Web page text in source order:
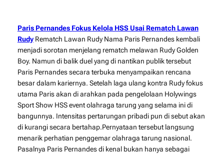
Paris Pernandes Fokus Kelola HSS Usai Rematch Lawan
RudyRematch Lawan Rudy Nama Paris Pernandes kembali
menjadi sorotan menjelang rematch melawan Rudy Golden
Boy. Namun di balik duel yang di nantikan publik tersebut
Paris Pernandes secara terbuka menyampaikan rencana
besar dalam kariernya. Setelah laga ulang kontra Rudy fokus
utama Paris akan di arahkan pada pengelolaan Holywings
Sport Show HSS event olahraga tarung yang selama ini di
bangunnya. Intensitas pertarungan pribadi pun di sebut akan
di kurangi secara bertahap.Pernyataan tersebut langsung
menarik perhatian penggemar olahraga tarung nasional.
Pasalnya Paris Pernandes di kenal bukan hanya sebagai